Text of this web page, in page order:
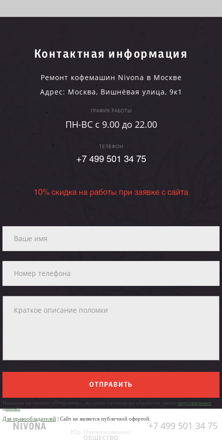
Контактная информация
Ремонт кофемашин Nivona в Москве
Адрес: Москва, Вишнёвая улица, 9к1
ГРАФИК РАБОТЫ
ПН-ВC c 9.00 до 22.00
ТЕЛЕФОН
+7 499 501 34 75
10% скидка на работы при заявке с сайта
ОТПРАВИТЬ
Нажимая на кнопку «Отправить», вы даете согласие на обработку своих персональных
данных
Для правообладателей | Сайт не является публичной офертой.
+7 499 501 34 75
Юр. Наименование:
ОБЩЕСТВО